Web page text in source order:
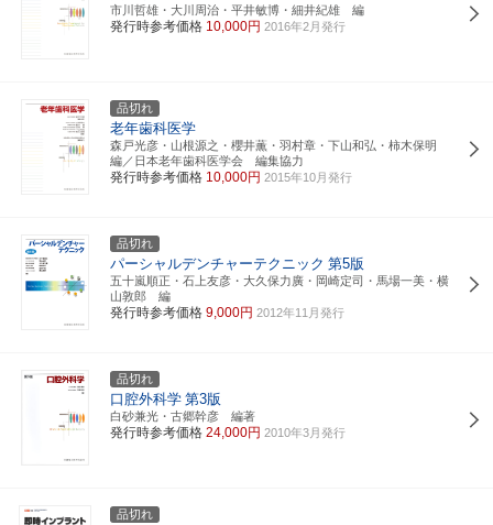
市川哲雄・大川周治・平井敏博・細井紀雄 編
発行時参考価格 10,000円 2016年2月発行
品切れ
老年歯科医学
森戸光彦・山根源之・櫻井薫・羽村章・下山和弘・柿木保明
編／日本老年歯科医学会 編集協力
発行時参考価格 10,000円 2015年10月発行
品切れ
パーシャルデンチャーテクニック 第5版
五十嵐順正・石上友彦・大久保力廣・岡崎定司・馬場一美・横
山敦郎 編
発行時参考価格 9,000円 2012年11月発行
品切れ
口腔外科学 第3版
白砂兼光・古郷幹彦 編著
発行時参考価格 24,000円 2010年3月発行
品切れ